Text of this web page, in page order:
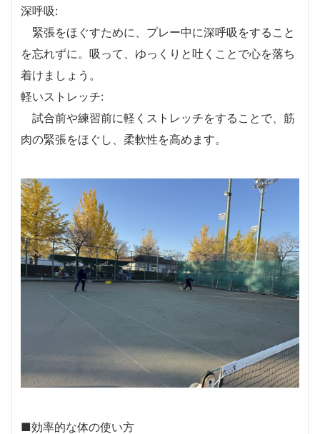
深呼吸:
緊張をほぐすために、プレー中に深呼吸をすること
を忘れずに。吸って、ゆっくりと吐くことで心を落ち
着けましょう。
軽いストレッチ:
試合前や練習前に軽くストレッチをすることで、筋
肉の緊張をほぐし、柔軟性を高めます。
■効率的な体の使い方